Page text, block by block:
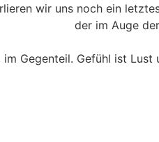
wir uns noch ein
der im Auge
im Gegenteil. Gefühl ist Lust